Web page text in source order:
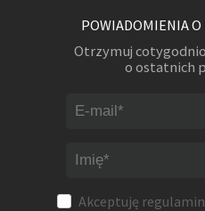
POWIADOMIENIA O
Otrzymuj
o ostatnich
Akceptuję regulamin